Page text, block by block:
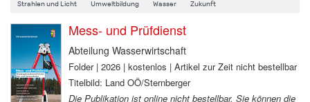
Strahlen und Licht Umweltbildung Wasser Zukunft
Mess- und Prüfdienst
Abteilung Wasserwirtschaft
Folder | 2026 | kostenlos | Artikel zur Zeit nicht bestellbar
Titelbild: Land OÖ/Sternberger
Die Publikation ist online nicht bestellbar. Sie können die